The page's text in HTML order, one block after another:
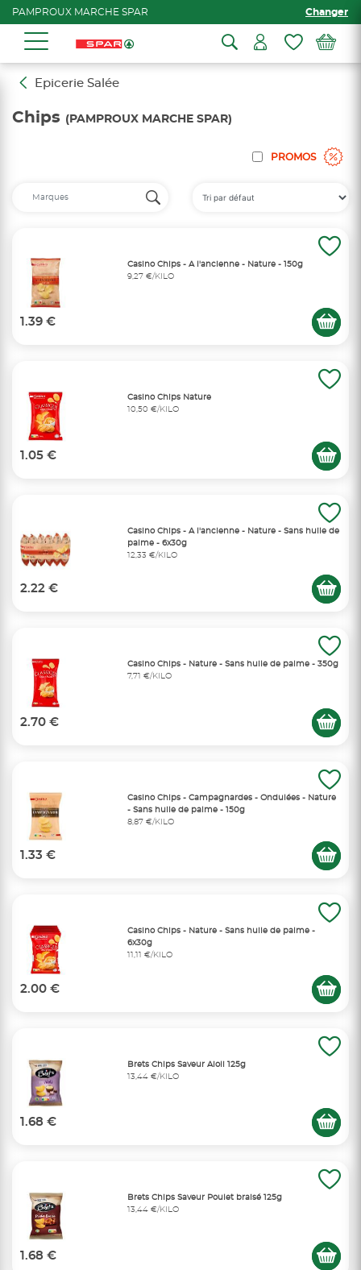
PAMPROUX MARCHE SPAR Changer
Epicerie Salée
Chips (PAMPROUX MARCHE SPAR)
PROMOS
Casino Chips - A l'ancienne - Nature - 150g
9,27 €/KILO
1.39 €
Casino Chips Nature
10,50 €/KILO
1.05 €
Casino Chips - A l'ancienne - Nature - Sans huile de
palme - 6x30g
12,33 €/KILO
2.22 €
Casino Chips - Nature - Sans huile de palme - 350g
7,71 €/KILO
2.70 €
Casino Chips - Campagnardes - Ondulées - Nature
- Sans huile de palme - 150g
8,87 €/KILO
1.33 €
Casino Chips - Nature - Sans huile de palme -
6x30g
11,11 €/KILO
2.00 €
Brets Chips Saveur Aioli 125g
13,44 €/KILO
1.68 €
Brets Chips Saveur Poulet braisé 125g
13,44 €/KILO
1.68 €